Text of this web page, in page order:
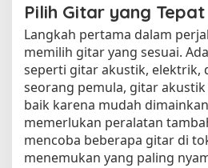
Pilih Gitar yang Tepat
Langkah pertama dalam
memilih gitar yang sesuai.
seperti gitar akustik, elektrik,
seorang pemula, gitar
baik karena mudah
memerlukan peralatan
mencoba beberapa gitar di
menemukan yang paling